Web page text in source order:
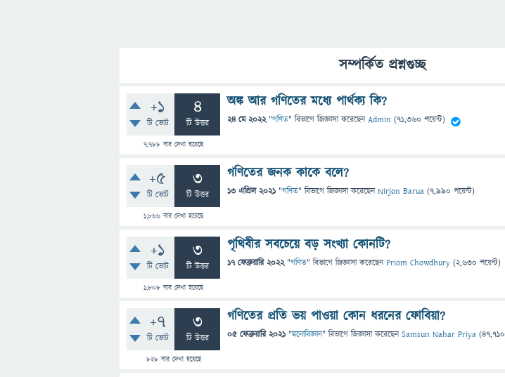
সম্পর্কিত প্রশ্নগুচ্ছ
+1
টি ভোট
4
টি উত্তর
7,788 বার দেখা হয়েছে
অঙ্ক আর গণিতের মধ্যে পার্থক্য কি?
24 মে 2022 "গণিত" বিভাগে জিজ্ঞাসাকরেছেনAdmin (71,360 পয়েন্ট)
+5
টি ভোট
3
টি উত্তর
1,866 বার দেখা হয়েছে
গণিতের জনক কাকে বলে?
13 এপ্রিল 2021 "গণিত" বিভাগে জিজ্ঞাসাকরেছেনNirjon Barua (7,990 পয়েন্ট)
+1
টি ভোট
3
টি উত্তর
1,808 বার দেখা হয়েছে
পৃথিবীর সবচেয়ে বড় সংখ্যা কোনটি?
17 ফেব্রুয়ারি 2022 "গণিত" বিভাগে জিজ্ঞাসাকরেছেনPriom Chowdhury (2,630 পয়েন্ট)
+7
টি ভোট
3
টি উত্তর
828বার দেখা হয়েছে
গণিতের প্রতি ভয় পাওয়া কোন ধরনের ফোবিয়া?
05 ফেব্রুয়ারি 2021 "মনোবিজ্ঞান" বিভাগে জিজ্ঞাসাকরেছেনSamsun Nahar Priya (47,710